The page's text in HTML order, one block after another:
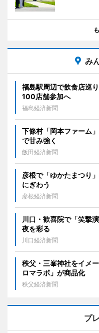
み
福島駅周辺で飲食店巡
100店舗参加へ
福島経済新聞
下條村「岡本ファーム
で甘み強く
飯田経済新聞
彦根で「ゆかたまつり
にぎわう
彦根経済新聞
川口・歓喜院で「笑撃
夜を彩る
川口経済新聞
秩父・三峯神社をイメ
ロマラボ」が商品化
秩父経済新聞
プ